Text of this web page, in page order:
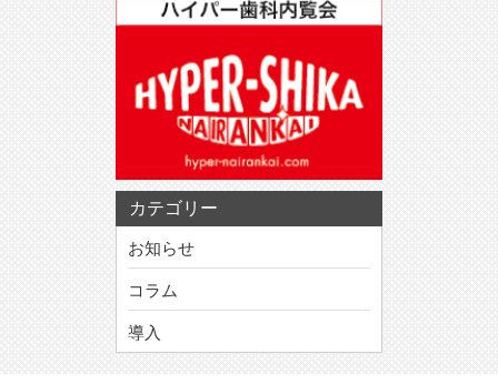
カテゴリー
お知らせ
コラム
導入